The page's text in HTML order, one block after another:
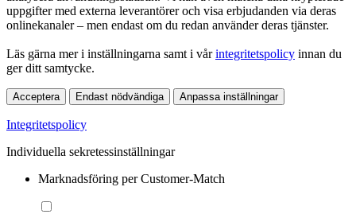
uppgifter med externa leverantörer och visa erbjudanden via deras
onlinekanaler – men endast om du redan använder deras tjänster.
Läs gärna mer i inställningarna samt i vårintegritetspolicy innan du
ger ditt samtycke.
Acceptera Endast nödvändiga Anpassa inställningar
Integritetspolicy
Individuella sekretessinställningar
Marknadsföring per Customer-Match